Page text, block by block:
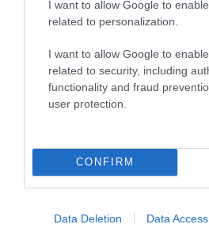
I want to allow Google to
related to personalization.
I want to allow Google to
related to security, including
functionality and fraud
user protection.
CONFIRM
Data Deletion Data Access
Πυροσβεστών για την